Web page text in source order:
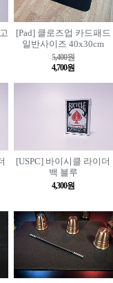
[Pad] 클로즈업 카드패드
일반사이즈 40x30cm
5,400원
4,700원
[USPC] 바이시클 라이더
백 블루
4,300원